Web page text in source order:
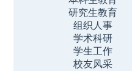
研究生教育
组织人事
学术科研
学生工作
校友风采